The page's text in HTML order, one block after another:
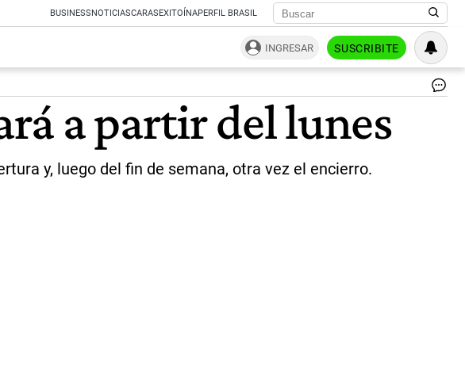
BUSINESSNOTICIASCARASEXITOÍNAPERFIL BRASIL
INGRESAR SUSCRIBITE
a partir del lunes
y, luego del fin de semana, otra vez el encierro.